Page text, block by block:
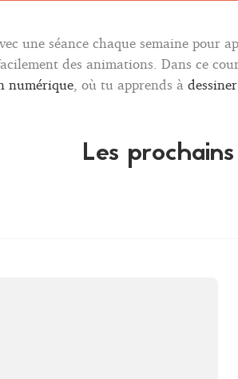
une séance chaque semaine pour
des animations. Dans ce
numérique , où tu apprends à
Les